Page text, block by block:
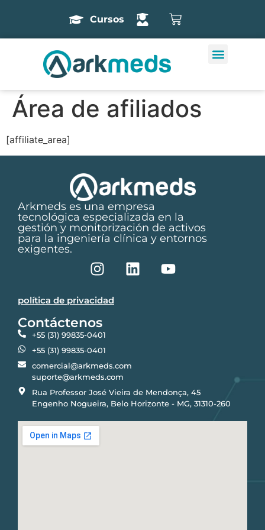
Cursos
Área de afiliados
[affiliate_area]
Arkmeds es una empresa
tecnológica especializada en la
gestión y monitorización de activos
para la ingeniería clínica y entornos
exigentes.
política de privacidad
Contáctenos
+55 (31) 99835-0401
+55 (31) 99835-0401
comercial@arkmeds.com
suporte@arkmeds.com
Rua Professor José Vieira de Mendonça, 45
Engenho Nogueira, Belo Horizonte - MG, 31310-260